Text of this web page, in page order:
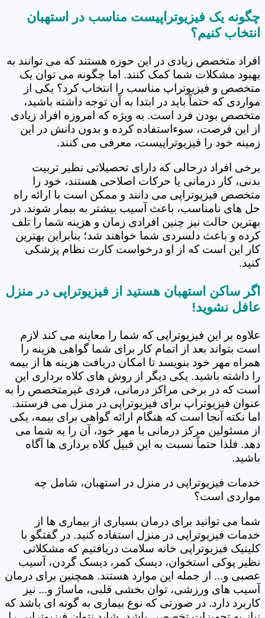
چگونه یک فیزیوتراپیست مناسب در استهبان
انتخاب کنیم؟
افراد متخصص زیادی در این حوزه هستند که می توانند به
بهبود مشکلات شما کمک کنند. اما چگونه می توان یک
متخصص و فیزیوتراپ مناسب را انتخاب کرد؟ یکی از
مواردی که حتماً باید در ابتدا به آن توجه داشته باشید،
متخصص بودن فرد است. به ویژه که امروزه افراد زیادی
از این فرصت، سوءاستفاده کرده و بدون دانش در این
زمینه خود را فیزیوتراپیست، معرفی می کنند.
برخی افراد درحالی که دارای تحصیلاتی نظیر تربیت
بدنی، کار درمانی یا حرکات اصلاحی هستند، خود را
متخصص فیزیوتراپی می دانند و ممکن است با ارائه راه
حل های نامناسب، باعث آسیب بیشتر به بیمار شوند. در
بهترین حالت نیز چنین افرادی زمان و هزینه شما را تلف
کرده و باعث دلسردی شما خواهند شد؛ بنابراین بهترین
کار این است که از او درخواست کارت نظام پزشکی
کنید.
اگر ساکن استهبان هستید از فیزیوتراپی در منزل
عافل نشوید!
علاوه بر این فیزیوتراپی که شما را معاینه می کند لازم
است بتواند بعد از اتمام کار برای شما گواهی هزینه را
همراه مهر خود بنویسد تا امکان دریافت هزینه ها از بیمه
را داشته باشید. یکی دیگر از روش های کلاه برداری این
است که در برخی مراکز درمانی، فردی غیرمتخصص را به
عنوان فیزیوتراپ برای فیزیوتراپی در منزل می فرستند.
اما نکته آنجا است که هنگام ارائه گواهی برای بیمه، یکی
از مسئولین مرکز درمانی با مهر خود، آن را به شما می
دهد. فلذا حتماً نسبت به این قبیل کلاه برداری ها آگاه
باشید.
خدمات فیزیوتراپی در منزل در استهبان، شامل چه
مواردی است؟
شما می توانید برای درمان بسیاری از بیماری ها از
خدمات فیزیوتراپی در منزل استفاده کنید. در گفتگو با
کلینیک فیزیوتراپی خانه سلامت دریافتیم که مشکلاتی
نظیر پوکی استخوان، دیسک کمر، دیسک گردن، آسیب
عصبی و... از جمله این موارد هستند. همچنین برای درمان
آسیب های ورزشی، توان بخشی قلبی، ماساژ و... نیز
کاربرد دارد. در صورتی که نوع بیماری به گونه ای باشد که